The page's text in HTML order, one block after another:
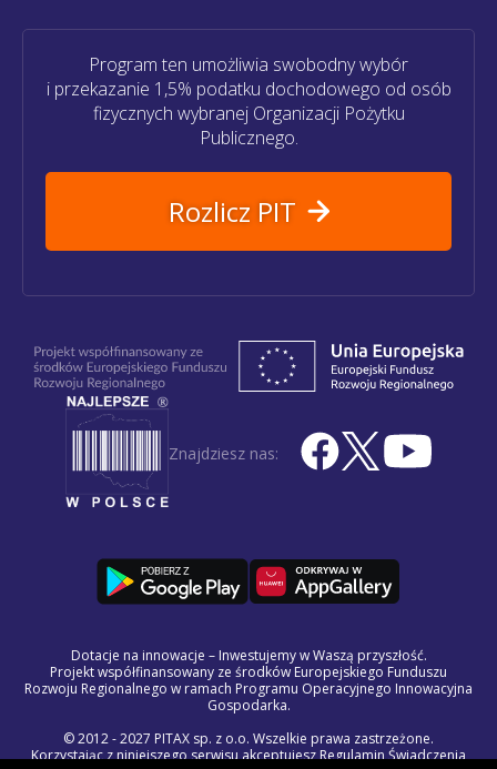
Program ten umożliwia swobodny wybór
i przekazanie 1,5% podatku dochodowego od osób
fizycznych wybranej Organizacji Pożytku
Publicznego.
Rozlicz PIT
Znajdziesz nas:
Dotacje na innowacje – Inwestujemy w Waszą przyszłość.
Projekt współfinansowany ze środków Europejskiego Funduszu
Rozwoju Regionalnego w ramach Programu Operacyjnego Innowacyjna
Gospodarka.
© 2012 - 2027 PITAX sp. z o.o. Wszelkie prawa zastrzeżone.
Korzystając z niniejszego serwisu akceptujeszRegulamin Świadczenia